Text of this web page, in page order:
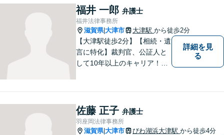
進できることがございます。
どうぞ当事務所にご相談くだ
さい。
福井 一郎 弁護士
福井法律事務所
滋賀県|大津市 大津駅 から徒歩2分
【大津駅徒歩2分】【相続・遺
言に特化】裁判官、公証人と
して10年以上のキャリア！親
抱えるお気持ちやご希望をぜ
ひお聞かせください！
詳細を見
る
佐藤 正子 弁護士
羽座岡法律事務所
滋賀県|大津市 びわ湖浜大津駅 から徒歩4分